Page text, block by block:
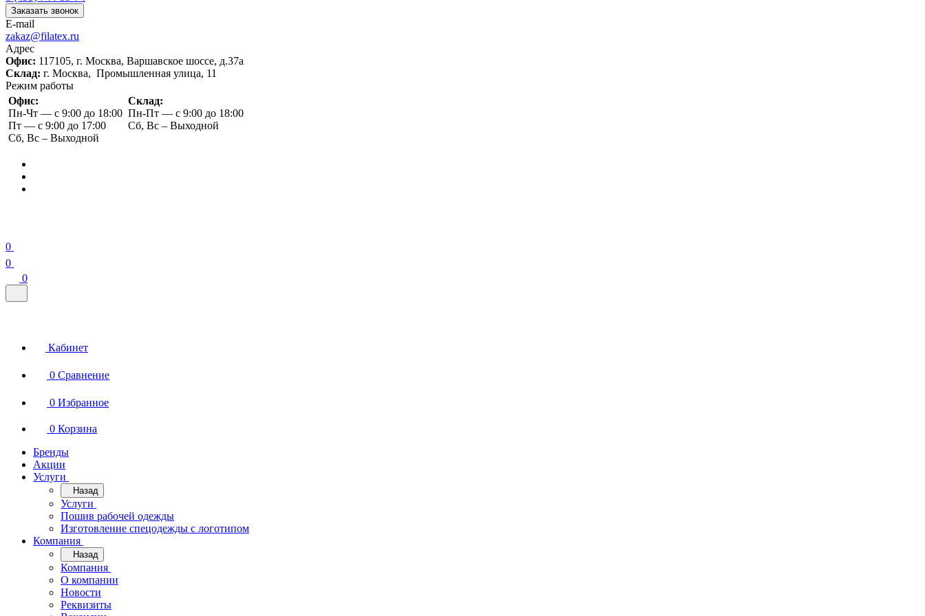
Заказать звонок
E-mail
zakaz@filatex.ru
Адрес
Офис: 117105, г. Москва, Варшавское шоссе, д.37а
Склад: г. Москва, Промышленная улица, 11
Режим работы
Офис:
Пн-Чт — с 9:00 до 18:00
Пт — с 9:00 до 17:00
Сб, Вс – Выходной
Склад:
Пн-Пт — с 9:00 до 18:00
Сб, Вс – Выходной
0
0
0
Кабинет
0 Сравнение
0 Избранное
0 Корзина
Бренды
Акции
Услуги
Назад
Услуги
Пошив рабочей одежды
Изготовление спецодежды с логотипом
Компания
Назад
Компания
О компании
Новости
Реквизиты